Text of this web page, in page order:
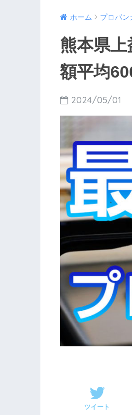
ホーム プロパン
熊本県
額平均
2024/05/01
ツイート